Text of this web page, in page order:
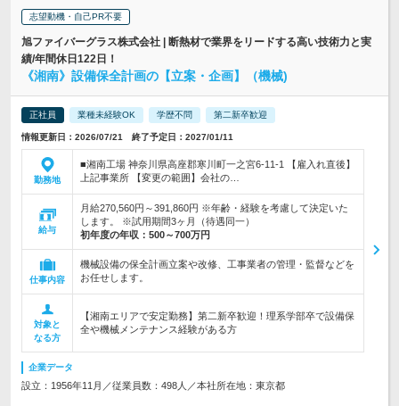
志望動機・自己PR不要
旭ファイバーグラス株式会社 | 断熱材で業界をリードする高い技術力と実
績/年間休日122日！
《湘南》設備保全計画の【立案・企画】（機械)
正社員 業種未経験OK 学歴不問 第二新卒歓迎
情報更新日：2026/07/21 終了予定日：2027/01/11
勤務地
■湘南工場 神奈川県高座郡寒川町一之宮6-11-1 【雇入れ直後】
上記事業所 【変更の範囲】会社の…
給与
月給270,560円～391,860円 ※年齢・経験を考慮して決定いた
します。 ※試用期間3ヶ月（待遇同一）
初年度の年収： 500～700万円
仕事内容
機械設備の保全計画立案や改修、工事業者の管理・監督などを
お任せします。
対象と
なる方
【湘南エリアで安定勤務】第二新卒歓迎！理系学部卒で設備保
全や機械メンテナンス経験がある方
企業データ
設立：1956年11月／従業員数：498人／本社所在地：東京都